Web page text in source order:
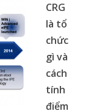
CRG
là tổ
chức
gì và
cách
tính
điểm